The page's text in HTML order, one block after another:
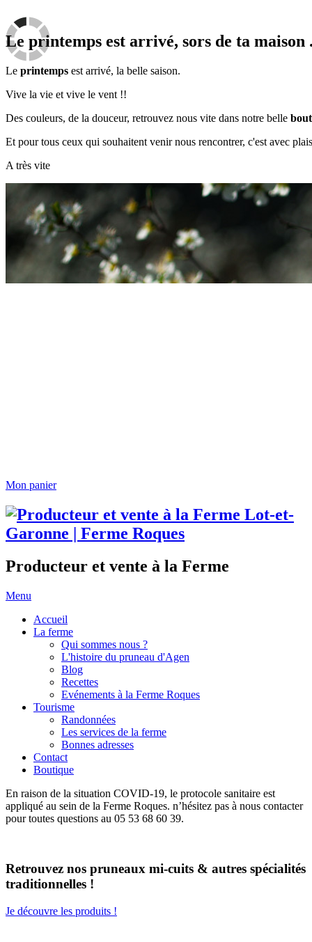
Le printemps est arrivé, sors de ta maison
Le printemps est arrivé, la belle saison.
Vive la vie et vive le vent !!
Des couleurs, de la douceur, retrouvez nous vite dans notre belle
Et pour tous ceux qui souhaitent venir nous rencontrer, c'est avec
A très vite
Mon panier
Producteur et vente à la Ferme
Menu
Accueil
La ferme
Qui sommes nous ?
L'histoire du pruneau d'Agen
Blog
Recettes
Evénements à la Ferme Roques
Tourisme
Randonnées
Les services de la ferme
Bonnes adresses
Contact
Boutique
En raison de la situation COVID-19, le protocole sanitaire est
appliqué au sein de la Ferme Roques. n’hésitez pas à nous contacter
pour toutes questions au 05 53 68 60 39.
Retrouvez nos pruneaux mi-cuits & autres spécialités
traditionnelles !
Je découvre les produits !